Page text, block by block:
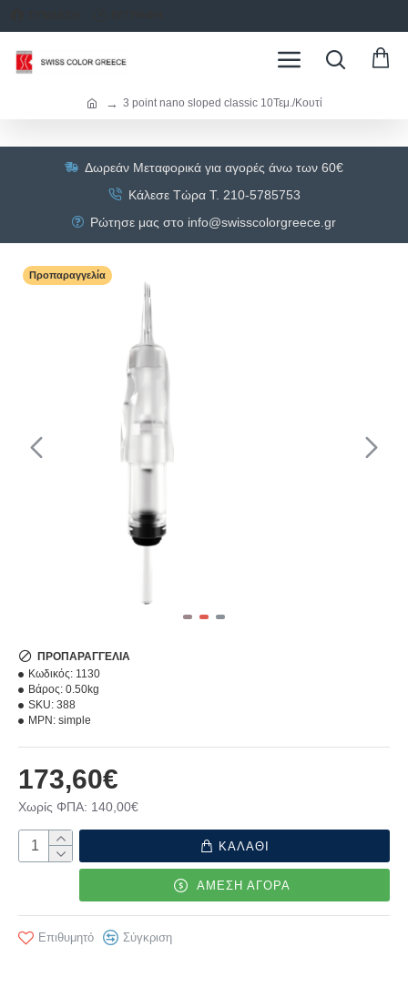
3 point nano sloped classic 10Τεμ./Κουτί
Δωρεάν Μεταφορικά για αγορές άνω των 60€
Κάλεσε Τώρα Τ. 210-5785753
Ρώτησε μας στο info@swisscolorgreece.gr
Προπαραγγελία
173,60€
Χωρίς ΦΠΑ: 140,00€
ΠΡΟΠΑΡΑΓΓΕΛΊΑ
Κωδικός: 1130
Βάρος: 0.50kg
SKU: 388
MPN: simple
ΚΑΛΑΘΙ
ΑΜΕΣΗ ΑΓΟΡΑ
Επιθυμητό Σύγκριση